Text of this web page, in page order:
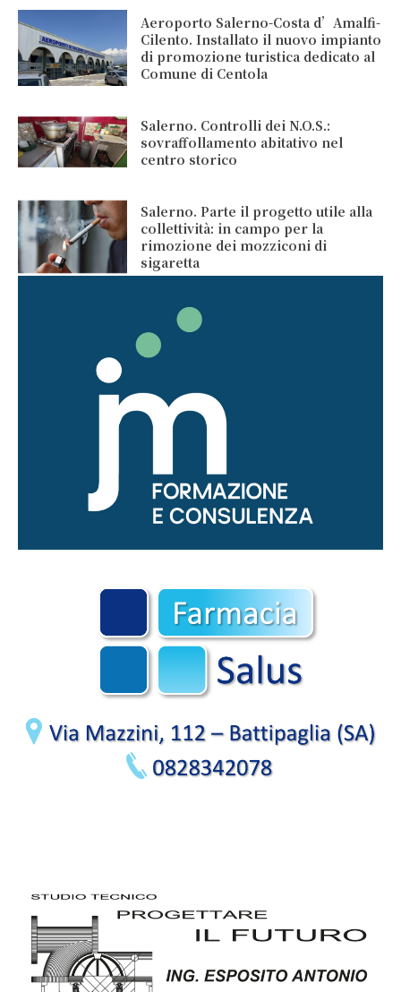
Aeroporto Salerno-Costa d’Amalfi-
Cilento. Installato il nuovo impianto
di promozione turistica dedicato al
Comune di Centola
Salerno. Controlli dei N.O.S.:
sovraffollamento abitativo nel
centro storico
Salerno. Parte il progetto utile alla
collettività: in campo per la
rimozione dei mozziconi di
sigaretta